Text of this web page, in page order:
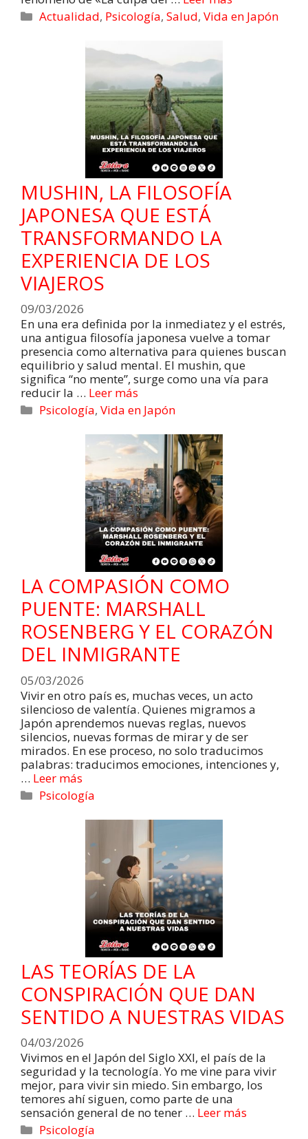
Actualidad, Psicología,Salud,Vida en Japón
MUSHIN, LA FILOSOFÍA
JAPONESA QUE ESTÁ
TRANSFORMANDO LA
EXPERIENCIA DE LOS
VIAJEROS
09/03/2026
En una era definida por la inmediatez y el estrés,
una antigua filosofía japonesa vuelve a tomar
presencia como alternativa para quienes buscan
equilibrio y salud mental. El mushin, que
significa “no mente”, surge como una vía para
reducir la … Leer más
Psicología,Vida en Japón
LA COMPASIÓN COMO
PUENTE: MARSHALL
ROSENBERG Y EL CORAZÓN
DEL INMIGRANTE
05/03/2026
Vivir en otro país es, muchas veces, un acto
silencioso de valentía. Quienes migramos a
Japón aprendemos nuevas reglas, nuevos
silencios, nuevas formas de mirar y de ser
mirados. En ese proceso, no solo traducimos
palabras: traducimos emociones, intenciones y,
… Leer más
Psicología
LAS TEORÍAS DE LA
CONSPIRACIÓN QUE DAN
SENTIDO A NUESTRAS VIDAS
04/03/2026
Vivimos en el Japón del Siglo XXI, el país de la
seguridad y la tecnología. Yo me vine para vivir
mejor, para vivir sin miedo. Sin embargo, los
temores ahí siguen, como parte de una
sensación general de no tener … Leer más
Psicología